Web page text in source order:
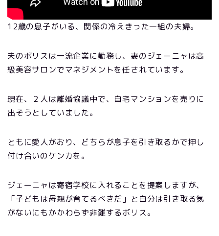
12歳の息子がいる、関係の冷えきった一組の夫婦。
夫のボリスは一流企業に勤務し、妻のジェーニャは高
級美容サロンでマネジメントを任されています。
現在、２人は離婚協議中で、自宅マンションを売りに
出そうとしていました。
ともに愛人がおり、どちらが息子を引き取るかで押し
付け合いのケンカを。
ジェーニャは寄宿学校に入れることを提案しますが、
「子どもは母親が育てるべきだ」と自分は引き取る気
がないにもかかわらず非難するボリス。